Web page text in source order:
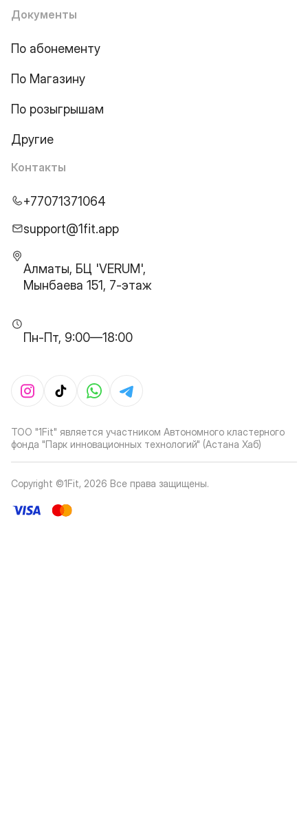
Документы
По абонементу
По Магазину
По розыгрышам
Другие
Контакты
+77071371064
support@1fit.app
Алматы, БЦ 'VERUM',
Мынбаева 151, 7-этаж
Пн-Пт, 9:00—18:00
ТОО "1Fit" является участником Автономного кластерного
фонда "Парк инновационных технологий" (Астана Хаб)
Copyright ©1Fit, 2026 Все права защищены.